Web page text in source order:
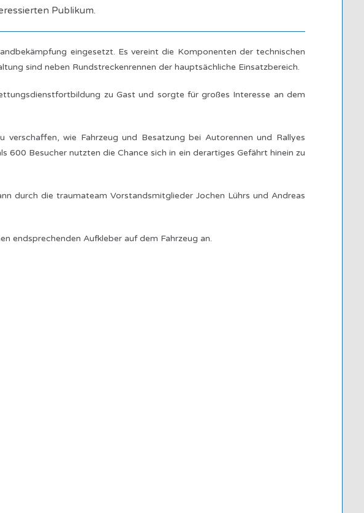
Publikum.
eingesetzt. Es vereint die Komponenten der technischen
sind neben Rundstreckenrennen der hauptsächliche Einsatzbereich.
zu Gast und sorgte für großes Interesse an dem
wie Fahrzeug und Besatzung bei Autorennen und Rallyes
Besucher nutzten die Chance sich in ein derartiges Gefährt hinein zu
durch die traumateam Vorstandsmitglieder Jochen Lührs und Andreas
endsprechenden Aufkleber auf dem Fahrzeug an.